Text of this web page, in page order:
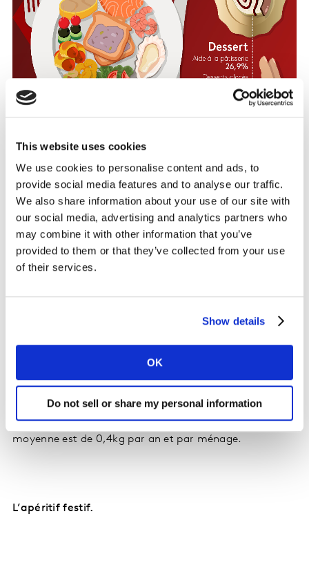
This website uses cookies
We use cookies to personalise content and ads, to
provide social media features and to analyse our traffic.
We also share information about your use of our site with
our social media, advertising and analytics partners who
may combine it with other information that you’ve
provided to them or that they’ve collected from your use
of their services.
Show details
OK
Do not sell or share my personal information
produit phare des fêtes : 1 foyer sur 4 achète du foie
gras lors des fêtes de fin d’année dont 19% en frais
libre-service. Un achat concentré sur la période festive
avec 1,5 actes d’achat par an et une consommation
moyenne est de 0,4kg par an et par ménage.
L’apéritif festif.